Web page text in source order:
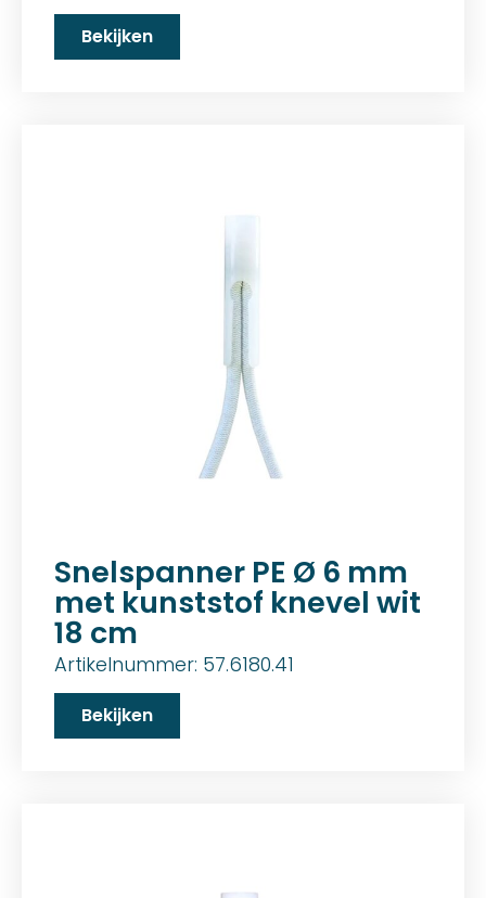
Bekijken
Snelspanner PE Ø 6 mm
met kunststof knevel wit
18 cm
Artikelnummer: 57.6180.41
Bekijken